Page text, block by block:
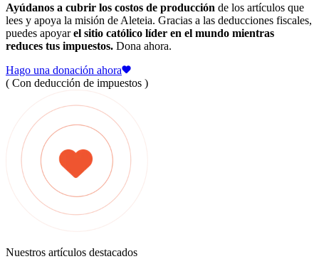
Ayúdanos a cubrir los costos de producción de los artículos que
lees y apoya la misión de Aleteia. Gracias a las deducciones fiscales,
puedes apoyarel sitio católico líder en el mundo mientras
reduces tus impuestos. Dona ahora.
Hago una donación ahora
( Con deducción de impuestos )
Nuestros artículos destacados